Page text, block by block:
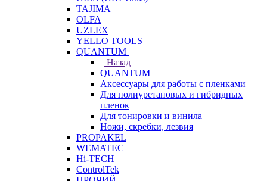
TAJIMA
OLFA
UZLEX
YELLO TOOLS
QUANTUM
Назад
QUANTUM
Аксессуары для работы с пленками
Для полиуретановых и гибридных
пленок
Для тонировки и винила
Ножи, скребки, лезвия
PROPAKEL
WEMATEC
Hi-TECH
ControlTek